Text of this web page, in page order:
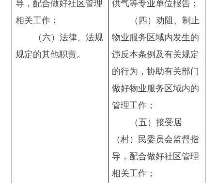
导，配合做好社区管理
相关工作；
（六）法律、法规
规定的其他职责。
供气等专业单位报告；
（四）劝阻、制止
物业服务区域内发生的
违反本条例及有关规定
的行为，协助有关部门
做好物业服务区域内的
管理工作；
（五）接受居
（村）民委员会监督指
导，配合做好社区管理
相关工作；